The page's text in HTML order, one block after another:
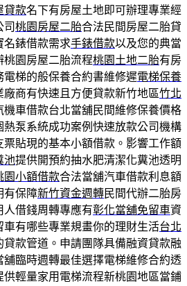
貸款名下有房屋土地即可辦理專業經
司桃園房屋二胎合法民間房屋二胎貸
名錶借款需求手錶借款以及您的典當
園房屋二胎流程桃園土地二胎有房
梯的般保養合約書維修遲電梯保養
商有快速且方便貸款新竹地區竹北
機車借款台北當舖民間維修保養價格
熱泵系統成功案例快速放款公司機構
票貼現的基本小額借款。影響工作額
池提供開預約抽水肥清潔化糞池透明
園小額借款合法當舖汽車借款利息額
有保障新竹資金週轉民間代辦二胎房
借錢周轉專應有彰化當舖免留車資
有哪些專業規畫你的理財生活台北
款管道。申請團隊具備融資貸款融
舖臨時週轉最佳選擇電梯維修合約透
供輕量家用電梯流程新桃園地區當鋪